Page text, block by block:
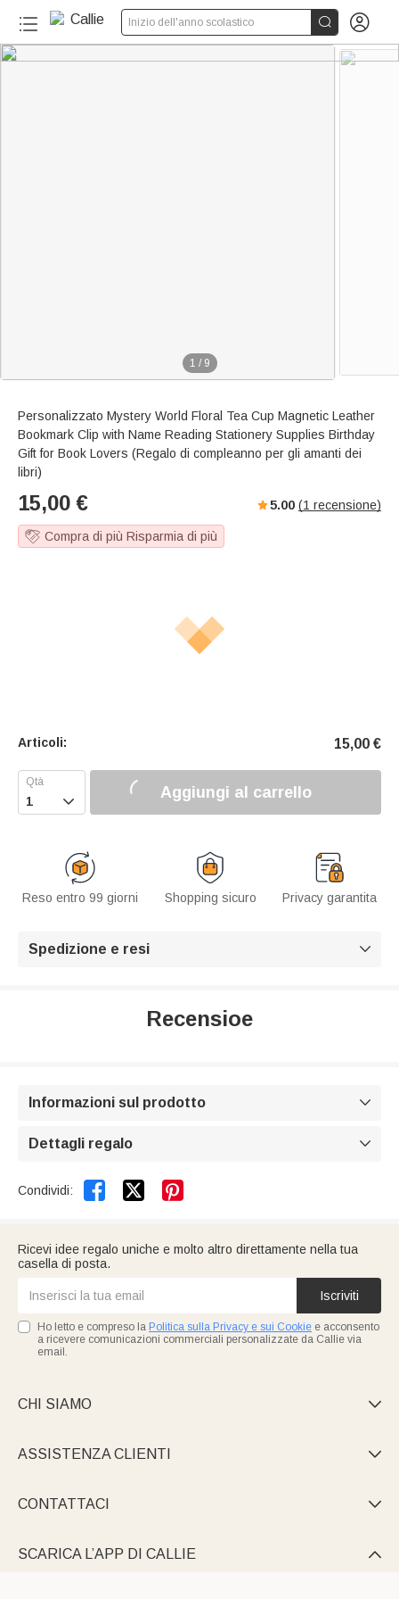
Inizio dell'anno scolastico  
1 / 9
Personalizzato Mystery World Floral Tea Cup Magnetic Leather
Bookmark Clip with Name Reading Stationery Supplies Birthday
Gift for Book Lovers (Regalo di compleanno per gli amanti dei
libri)
15,00 € 5.00 (1 recensione)
Compra di più Risparmia di più
Articoli: 15,00 €
 Aggiungi al carrello
Reso entro 99 giorni Shopping sicuro Privacy garantita
Spedizione e resi 
Recensioe
Informazioni sul prodotto 
Dettagli regalo 
Condividi:  
Ricevi idee regalo uniche e molto altro direttamente nella tua
casella di posta.
Iscriviti
Ho letto e compreso la Politica sulla Privacy e sui Cookie e acconsento
a ricevere comunicazioni commerciali personalizzate da Callie via
email.
CHI SIAMO 
ASSISTENZA CLIENTI 
CONTATTACI 
SCARICA L’APP DI CALLIE 